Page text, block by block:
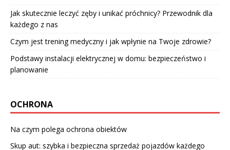
Jak skutecznie leczyć zęby i unikać próchnicy? Przewodnik dla
każdego z nas
Czym jest trening medyczny i jak wpłynie na Twoje zdrowie?
Podstawy instalacji elektrycznej w domu: bezpieczeństwo i
planowanie
OCHRONA
Na czym polega ochrona obiektów
Skup aut: szybka i bezpieczna sprzedaż pojazdów każdego